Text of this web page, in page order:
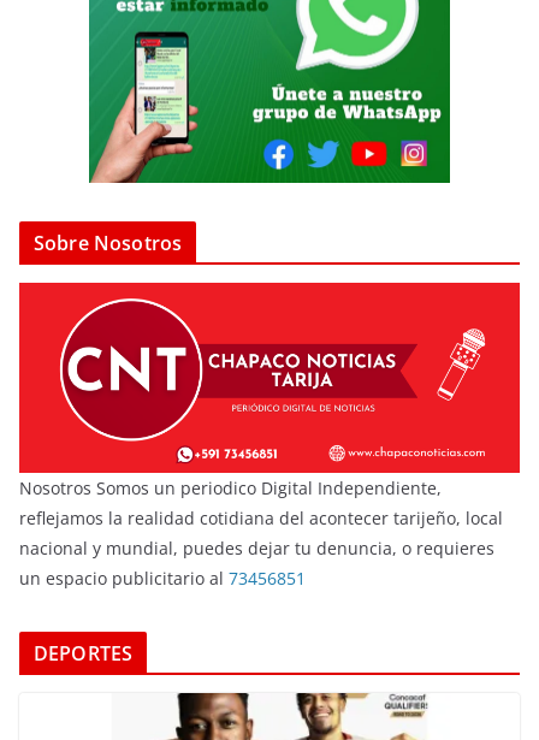
Sobre Nosotros
Nosotros Somos un periodico Digital Independiente,
reflejamos la realidad cotidiana del acontecer tarijeño, local
nacional y mundial, puedes dejar tu denuncia, o requieres
un espacio publicitario al 73456851
DEPORTES